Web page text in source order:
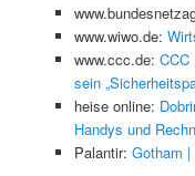
www.wiwo.de:
www.ccc.de: CCC
sein
heise online:
Handys und
Palantir: Gotham